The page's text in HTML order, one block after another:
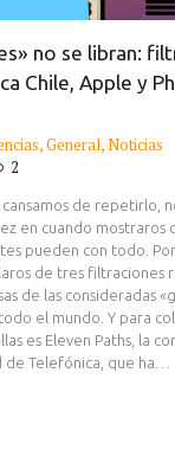
no se libran:
Chile, Apple y
,General,Noticias
2
de repetirlo,
en cuando mostraros
pueden con todo.
de tres filtraciones
de las consideradas
el mundo. Y para
es Eleven Paths, la
Telefónica, que ha…